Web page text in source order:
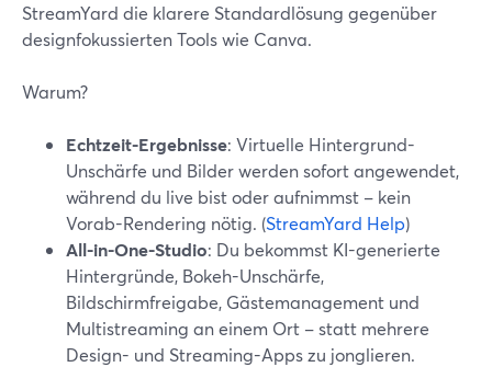
StreamYard die klarere Standardlösung gegenüber
designfokussierten Tools wie Canva.
Warum?
Echtzeit-Ergebnisse: Virtuelle Hintergrund-
Unschärfe und Bilder werden sofort angewendet,
während du live bist oder aufnimmst – kein
Vorab-Rendering nötig. (StreamYard Help)
All-in-One-Studio: Du bekommst KI-generierte
Hintergründe, Bokeh-Unschärfe,
Bildschirmfreigabe, Gästemanagement und
Multistreaming an einem Ort – statt mehrere
Design- und Streaming-Apps zu jonglieren.